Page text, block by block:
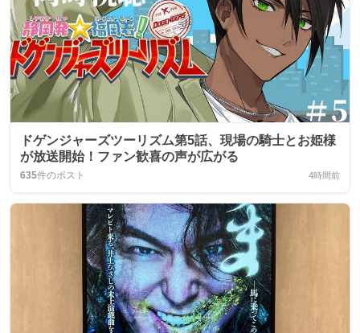
ドゲンジャーズツーリズム第5話、現場の騎士とお姫様
が放送開始！ファン歓喜の声が広がる
635件のポスト 4時間前